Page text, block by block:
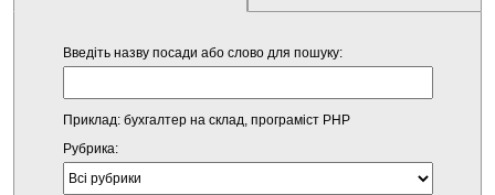
Введіть назву посади або слово для пошуку:
Приклад: бухгалтер на склад, програміст PHP
Рубрика: